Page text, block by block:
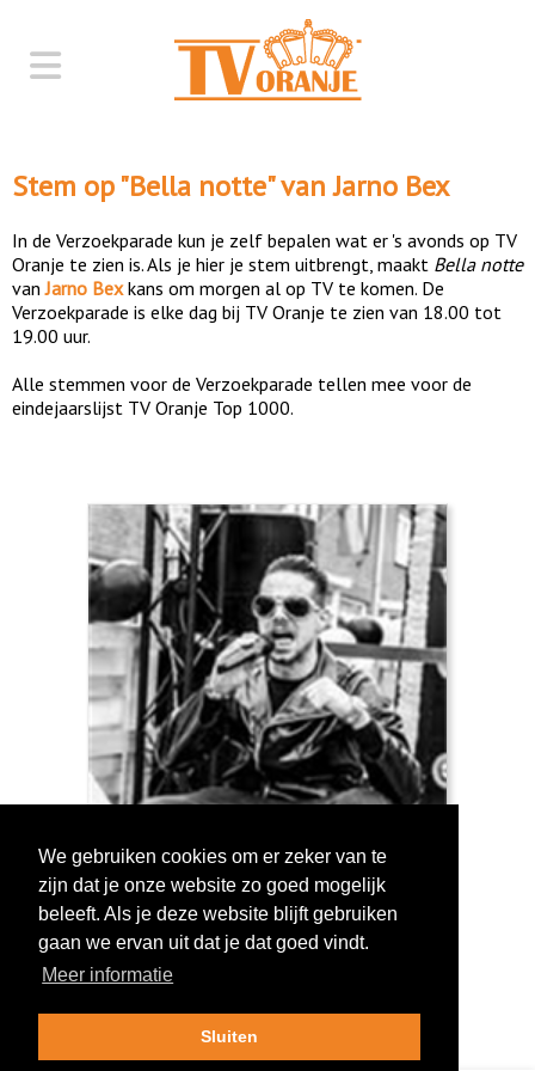
Stem op "Bella notte" vanJarno Bex
In de Verzoekparade kun je zelf bepalen wat er 's avonds op TV
Oranje te zien is. Als je hier je stem uitbrengt, maakt Bella notte
vanJarno Bexkans om morgen al op TV te komen. De
Verzoekparade is elke dag bij TV Oranje te zien van 18.00 tot
19.00 uur.
Alle stemmen voor de Verzoekparade tellen mee voor de
eindejaarslijst TV Oranje Top 1000.
Log in om te stemmen!
We gebruiken cookies om er zeker van te
zijn dat je onze website zo goed mogelijk
beleeft. Als je deze website blijft gebruiken
gaan we ervan uit dat je dat goed vindt.
Meer informatie
Sluiten